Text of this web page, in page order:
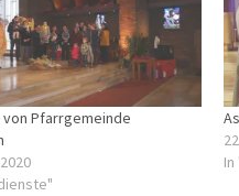
von Pfarrgemeinde